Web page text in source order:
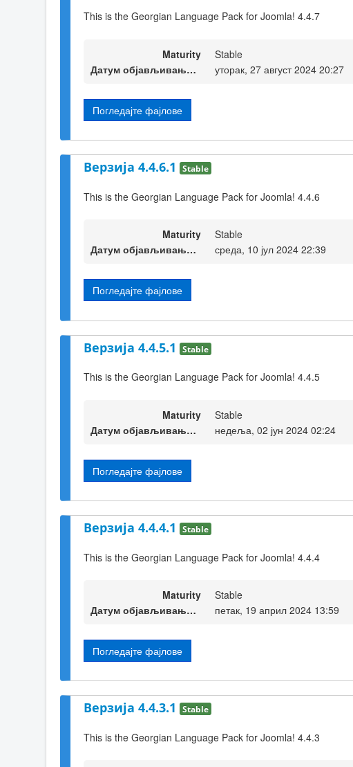
This is the Georgian Language Pack for Joomla! 4.4.7
Maturity
Stable
Датум објављивања верзије
уторак, 27 август 2024 20:27
Погледајте фајлове
Верзија 4.4.6.1 Stable
This is the Georgian Language Pack for Joomla! 4.4.6
Maturity
Stable
Датум објављивања верзије
среда, 10 јул 2024 22:39
Погледајте фајлове
Верзија 4.4.5.1 Stable
This is the Georgian Language Pack for Joomla! 4.4.5
Maturity
Stable
Датум објављивања верзије
недеља, 02 јун 2024 02:24
Погледајте фајлове
Верзија 4.4.4.1 Stable
This is the Georgian Language Pack for Joomla! 4.4.4
Maturity
Stable
Датум објављивања верзије
петак, 19 април 2024 13:59
Погледајте фајлове
Верзија 4.4.3.1 Stable
This is the Georgian Language Pack for Joomla! 4.4.3